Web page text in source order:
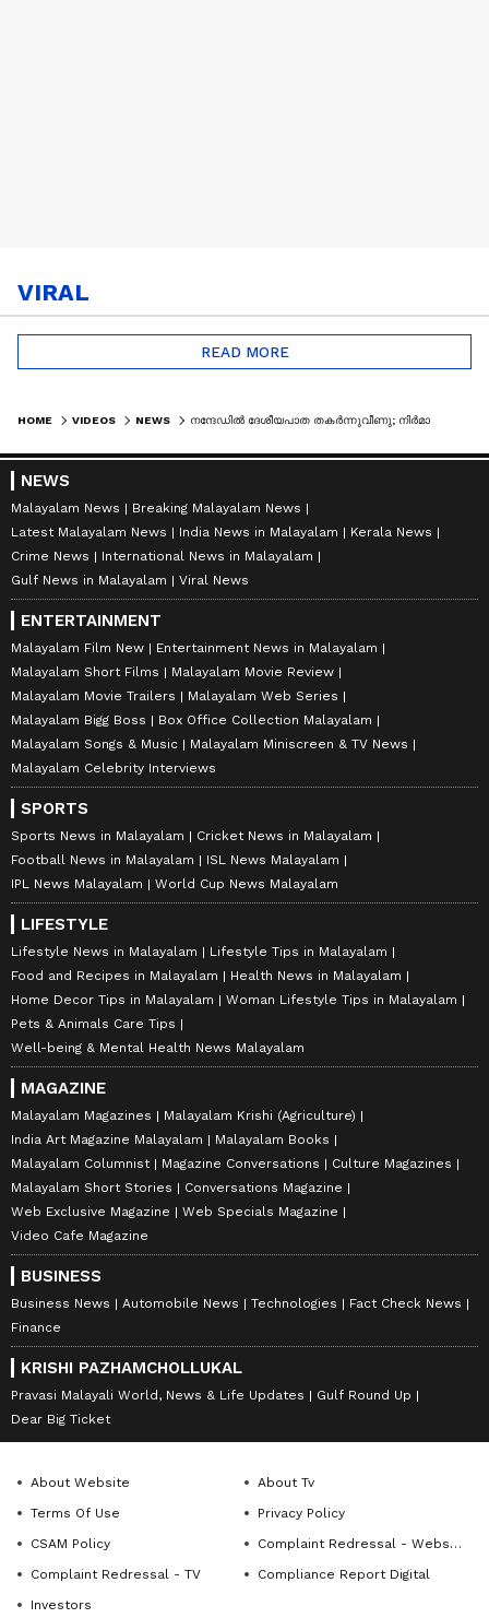
VIRAL
READ MORE
HOME VIDEOS NEWS
NEWS
Malayalam News
Breaking Malayalam News
Latest Malayalam News
India News in Malayalam
Kerala News
Crime News
International News in Malayalam
Gulf News in Malayalam
Viral News
ENTERTAINMENT
Malayalam Film New
Entertainment News in Malayalam
Malayalam Short Films
Malayalam Movie Review
Malayalam Movie Trailers
Malayalam Web Series
Malayalam Bigg Boss
Box Office Collection Malayalam
Malayalam Songs & Music
Malayalam Miniscreen & TV News
Malayalam Celebrity Interviews
SPORTS
Sports News in Malayalam
Cricket News in Malayalam
Football News in Malayalam
ISL News Malayalam
IPL News Malayalam
World Cup News Malayalam
LIFESTYLE
Lifestyle News in Malayalam
Lifestyle Tips in Malayalam
Food and Recipes in Malayalam
Health News in Malayalam
Home Decor Tips in Malayalam
Woman Lifestyle Tips in Malayalam
Pets & Animals Care Tips
Well-being & Mental Health News Malayalam
MAGAZINE
Malayalam Magazines
Malayalam Krishi (Agriculture)
India Art Magazine Malayalam
Malayalam Books
Malayalam Columnist
Magazine Conversations
Culture Magazines
Malayalam Short Stories
Conversations Magazine
Web Exclusive Magazine
Web Specials Magazine
Video Cafe Magazine
BUSINESS
Business News Automobile News Technologies
Fact Check News
Finance
KRISHI PAZHAMCHOLLUKAL
Pravasi Malayali World, News & Life Updates
Gulf Round Up
Dear Big Ticket
About Website
About Tv
Terms Of Use
Privacy Policy
CSAM Policy
Complaint Redressal - Website
Complaint Redressal - TV
Compliance Report Digital
Investors